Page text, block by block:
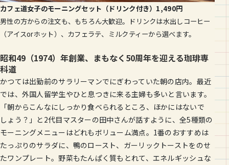
カフェ道女子のモーニングセット（ドリンク付き）1,490円
男性の方からの注文も、もちろん大歓迎。ドリンクは水出しコーヒー
（アイスorホット）、カフェラテ、ミルクティーから選べます。
昭和49（1974）年創業、まもなく50周年を迎える珈琲専
科道
かつては出勤前のサラリーマンでにぎわっていた朝の店内。最近
では、外国人留学生やひと息つきに来る主婦も多いと言います。
「朝からこんなにしっかり食べられるところ、ほかにはないで
しょう？」と2代目マスターの田中さんが話すように、全5種類の
モーニングメニューはどれもボリューム満点。1番のおすすめは
たっぷりのサラダに、鴨のロースト、ガーリックトーストをのせ
たワンプレート。野菜もたんぱく質もとれて、エネルギッシュな